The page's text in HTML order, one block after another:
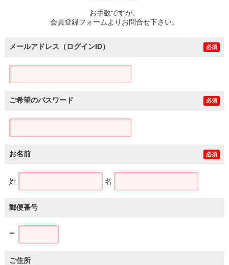
お手数ですが、
会員登録フォームよりお問合せ下さい。
メールアドレス（ログインID） 必須
ご希望のパスワード 必須
お名前 必須
姓 名
郵便番号
〒
ご住所